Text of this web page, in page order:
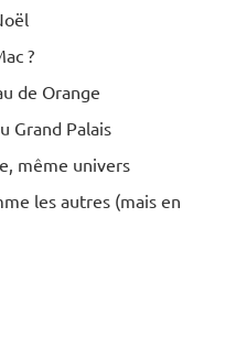
?
de Orange
Grand Palais
même univers
les autres (mais en